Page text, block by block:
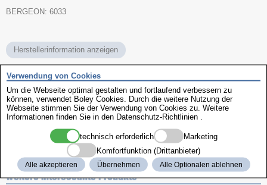
BERGEON: 6033
Herstellerinformation anzeigen
Sicherheitsdatenblatt
Name Reinigungsprodukt
Ausführung Rodico
507840
weitere interessante Produkte
Verwendung von Cookies
Um die Webseite optimal gestalten und fortlaufend verbessern zu
können, verwendet Boley Cookies. Durch die weitere Nutzung der
Webseite stimmen Sie der Verwendung von Cookies zu. Weitere
Informationen finden Sie in den Datenschutz-Richtlinien
technisch erforderlich
Marketing
Komfortfunktion (Drittanbieter)
Alle akzeptieren Übernehmen Alle Optionalen ablehnen